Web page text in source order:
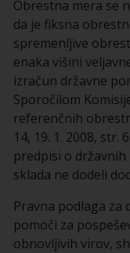
Obrestna mera se
da je fiksna
spremenljive
enaka višini
izračun državne
Sporočilom
referenčnih
14, 19. 1. 2008,
predpisi o
sklada ne dodeli
Pravna podlaga za
pomoči za
obnovljivih virov,